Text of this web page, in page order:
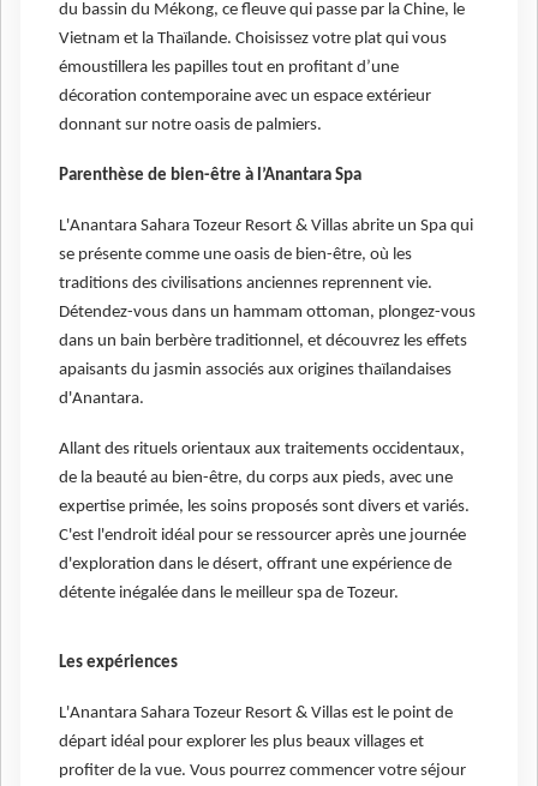
du bassin du Mékong, ce fleuve qui passe par la Chine, le
Vietnam et la Thaïlande. Choisissez votre plat qui vous
émoustillera les papilles tout en profitant d’une
décoration contemporaine avec un espace extérieur
donnant sur notre oasis de palmiers.
Parenthèse de bien-être à l’Anantara Spa
L'Anantara Sahara Tozeur Resort & Villas abrite un Spa qui
se présente comme une oasis de bien-être, où les
traditions des civilisations anciennes reprennent vie.
Détendez-vous dans un hammam ottoman, plongez-vous
dans un bain berbère traditionnel, et découvrez les effets
apaisants du jasmin associés aux origines thaïlandaises
d'Anantara.
Allant des rituels orientaux aux traitements occidentaux,
de la beauté au bien-être, du corps aux pieds, avec une
expertise primée, les soins proposés sont divers et variés.
C'est l'endroit idéal pour se ressourcer après une journée
d'exploration dans le désert, offrant une expérience de
détente inégalée dans le meilleur spa de Tozeur.
Les expériences
L'Anantara Sahara Tozeur Resort & Villas est le point de
départ idéal pour explorer les plus beaux villages et
profiter de la vue. Vous pourrez commencer votre séjour